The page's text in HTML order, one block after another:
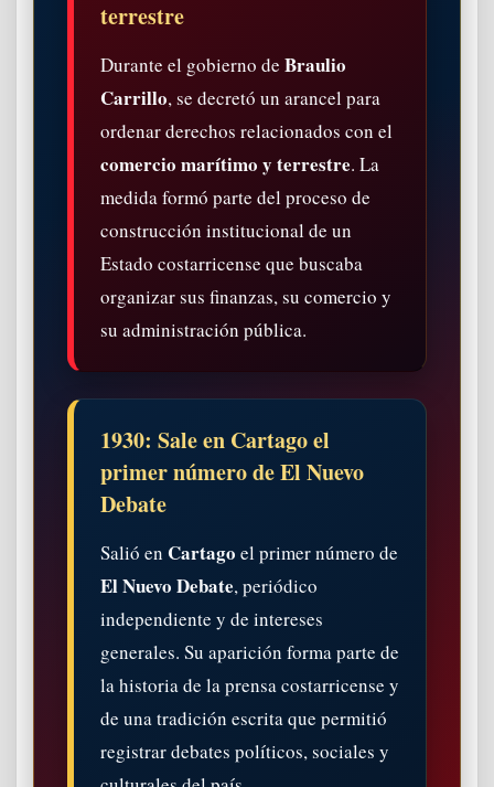
terrestre
Durante el gobierno de Braulio
Carrillo, se decretó un arancel para
ordenar derechos relacionados con el
comercio marítimo y terrestre. La
medida formó parte del proceso de
construcción institucional de un
Estado costarricense que buscaba
organizar sus finanzas, su comercio y
su administración pública.
1930: Sale en Cartago el
primer número de El Nuevo
Debate
Salió en Cartago el primer número de
El Nuevo Debate, periódico
independiente y de intereses
generales. Su aparición forma parte de
la historia de la prensa costarricense y
de una tradición escrita que permitió
registrar debates políticos, sociales y